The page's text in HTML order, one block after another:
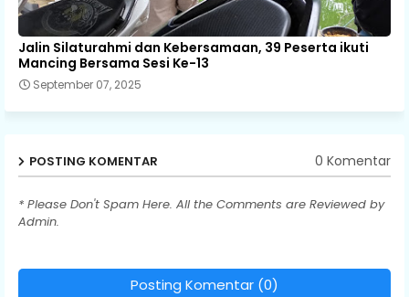
Jalin Silaturahmi dan Kebersamaan, 39 Peserta ikuti
Mancing Bersama Sesi Ke-13
September 07, 2025
POSTING KOMENTAR 0 Komentar
* Please Don't Spam Here. All the Comments are Reviewed by
Admin.
Posting Komentar (0)